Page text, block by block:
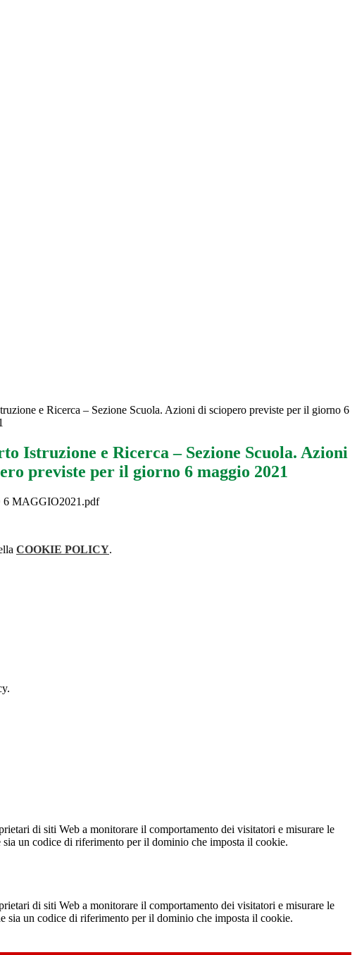
e Ricerca – Sezione Scuola. Azioni di sciopero previste per il giorno 6
Istruzione e Ricerca – Sezione Scuola. Azioni
previste per il giorno 6 maggio 2021
6 MAGGIO2021.pdf
COOKIE POLICY.
di siti Web a monitorare il comportamento dei visitatori e misurare le
un codice di riferimento per il dominio che imposta il cookie.
di siti Web a monitorare il comportamento dei visitatori e misurare le
sia un codice di riferimento per il dominio che imposta il cookie.